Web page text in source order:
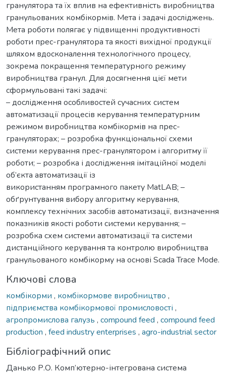
гранулятора та їх вплив на ефективність виробництва
гранульованих комбікормів. Мета і задачі досліджень.
Мета роботи полягає у підвищенні продуктивності
роботи прес-гранулятора та якості вихідної продукції
шляхом вдосконалення технологічного процесу,
зокрема покращення температурного режиму
виробництва гранул. Для досягнення цієї мети
сформульовані такі задачі:
– дослідження особливостей сучасних систем
автоматизації процесів керування температурним
режимом виробництва комбікормів на прес-
грануляторах; – розробка функціональної схеми
системи керування прес-гранулятором і алгоритму її
роботи; – розробка і дослідження імітаційної моделі
об’єкта автоматизації із
використанням програмного пакету MatLAB; –
обґрунтування вибору алгоритму керування,
комплексу технічних засобів автоматизації, визначення
показників якості роботи системи керування; –
розробка схем системи автоматизації та системи
дистанційного керування та контролю виробництва
гранульованого комбікорму на основі Scada Trace Mode.
Ключові слова
комбікорми , комбікормове виробництво ,
підприємства комбікормової промисловості ,
агропромислова галузь , compound feed , compound feed
production , feed industry enterprises , agro-industrial sector
Бібліографічний опис
Данько Р.О. Комп’ютерно-інтегрована система